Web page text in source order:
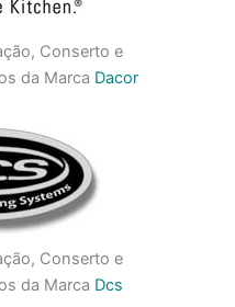
Conserto e
da Marca Dacor
Conserto e
da Marca Dcs